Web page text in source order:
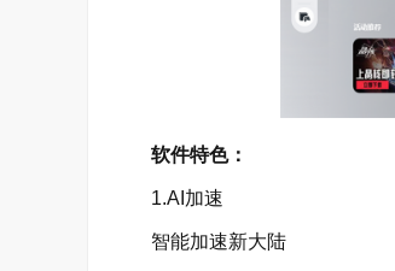
软件特色：
1.AI加速
智能加速新大陆